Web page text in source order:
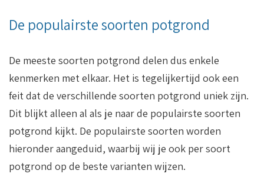
De populairste soorten potgrond
De meeste soorten potgrond delen dus enkele
kenmerken met elkaar. Het is tegelijkertijd ook een
feit dat de verschillende soorten potgrond uniek zijn.
Dit blijkt alleen al als je naar de populairste soorten
potgrond kijkt. De populairste soorten worden
hieronder aangeduid, waarbij wij je ook per soort
potgrond op de beste varianten wijzen.